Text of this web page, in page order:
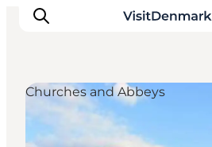
Inspiration
Churches and Abbeys